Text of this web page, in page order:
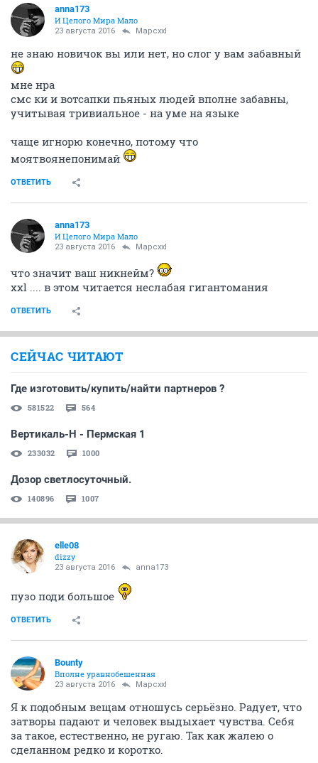
anna173
И Целого Мира Мало
23 августа 2016 Mapcxxl
не знаю новичок вы или нет, но слог у вам забавный
мне нра
смс ки и вотсапки пьяных людей вполне забавны,
учитывая тривиальное - на уме на языке
чаще игнорю конечно, потому что
моятвоянепонимай
ОТВЕТИТЬ
anna173
И Целого Мира Мало
23 августа 2016 Mapcxxl
что значит ваш никнейм?
ххl .... в этом читается неслабая гигантомания
ОТВЕТИТЬ
СЕЙЧАС ЧИТАЮТ
Где изготовить/купить/найти партнеров ?
581522 564
Вертикаль-Н - Пермская 1
233032 1000
Дозор светлосуточный.
140896 1007
elle08
dizzy
23 августа 2016 anna173
пузо поди большое
ОТВЕТИТЬ
Bounty
Вполне уравнобешенная
23 августа 2016 Mapcxxl
Я к подобным вещам отношусь серьёзно. Радует, что
затворы падают и человек выдыхает чувства. Себя
за такое, естественно, не ругаю. Так как жалею о
сделанном редко и коротко.